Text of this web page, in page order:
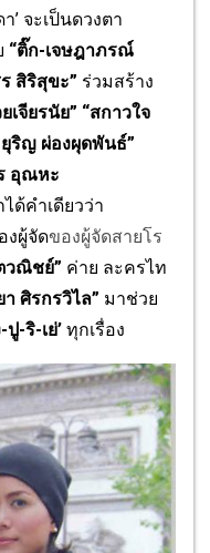
า’ จะเป็นดวงตา
“ติ๊ก-เจษฎาภรณ์
สิริสุขะ” ร่วมสร้าง
เจียรนัย” “สกาวใจ
ริญ ผ่องผุดพันธ์”
อุณหะ
ด้คำเดียวว่า
งผู้จัดของผู้จัดสายโร
วณิชย์” ค่าย ละครไท
ศิรกรวิไล” มาช่วย
ปู-ริ-เย่’ ทุกเรื่อง